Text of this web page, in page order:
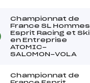
Championnat de
France SL Hommes
Esprit Racing et Ski
en Entreprise
ATOMIC-
SALOMON-VOLA
Championnat de